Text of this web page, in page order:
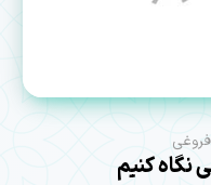
نگاه کنیم